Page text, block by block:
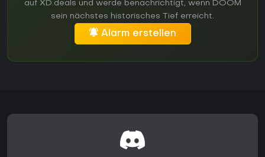
auf XD.deals und werde benachrichtigt, wenn DOOM
sein nächstes historisches Tief erreicht.
Alarm erstellen